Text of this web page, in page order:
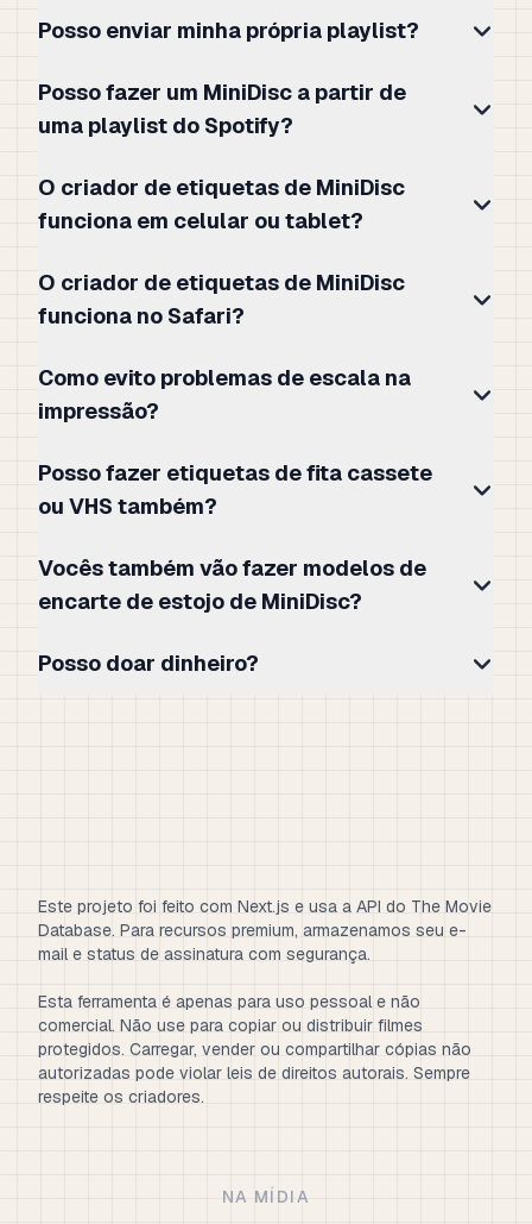
Posso enviar minha própria playlist?
Posso fazer um MiniDisc a partir de
uma playlist do Spotify?
O criador de etiquetas de MiniDisc
funciona em celular ou tablet?
O criador de etiquetas de MiniDisc
funciona no Safari?
Como evito problemas de escala na
impressão?
Posso fazer etiquetas de fita cassete
ou VHS também?
Vocês também vão fazer modelos de
encarte de estojo de MiniDisc?
Posso doar dinheiro?
Este projeto foi feito com Next.js e usa a API do The Movie
Database. Para recursos premium, armazenamos seu e-
mail e status de assinatura com segurança.
Esta ferramenta é apenas para uso pessoal e não
comercial. Não use para copiar ou distribuir filmes
protegidos. Carregar, vender ou compartilhar cópias não
autorizadas pode violar leis de direitos autorais. Sempre
respeite os criadores.
NA MÍDIA